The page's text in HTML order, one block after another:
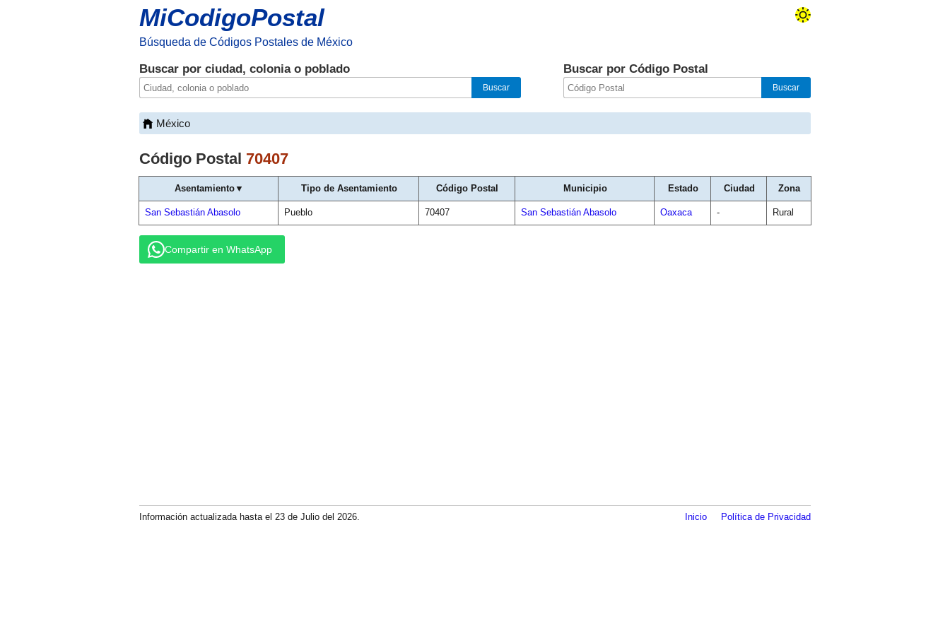
MiCodigoPostal
Búsqueda de Códigos Postales de México
Buscar por ciudad, colonia o poblado Buscar por Código Postal
México
Código Postal 70407
Asentamiento▼ Tipo de Asentamiento Código Postal Municipio Estado Ciudad Zona
San Sebastián Abasolo Pueblo 70407 San Sebastián Abasolo Oaxaca - Rural
Compartir en WhatsApp
Información actualizada hasta el 23 de Julio del 2026. Inicio Política de Privacidad